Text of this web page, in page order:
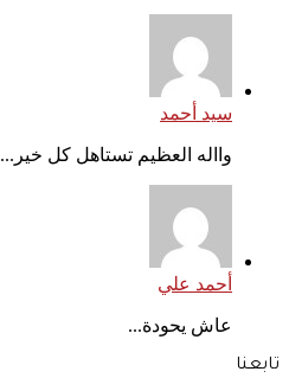
سيد أحمد
وااله العظيم تستاهل كل خير...
أحمد علي
عاش يحودة...
تابعنا